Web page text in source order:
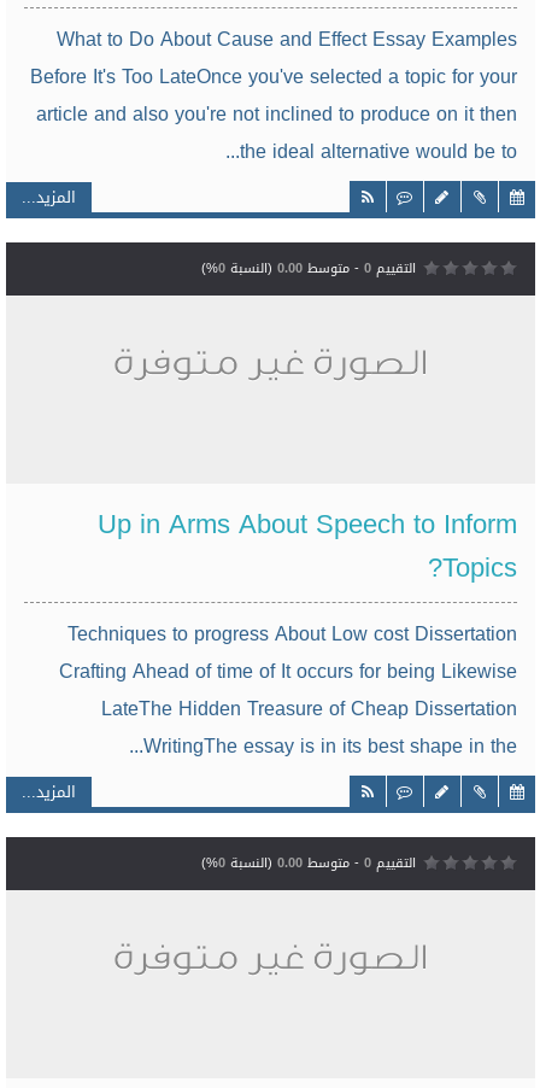
What to Do About Cause and Effect Essay Examples
Before It's Too LateOnce you've selected a topic for your
article and also you're not inclined to produce on it then
the ideal alternative would be to...
المزيد...
Up in Arms About Speech to Inform
Topics?
التقييم0- متوسط0.00(النسبة0
%)
Techniques to progress About Low cost Dissertation
Crafting Ahead of time of It occurs for being Likewise
LateThe Hidden Treasure of Cheap Dissertation
WritingThe essay is in its best shape in the...
المزيد...
التقييم0- متوسط0.00(النسبة0
%)